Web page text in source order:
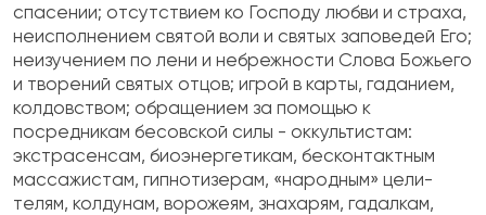
спасении; отсутствием ко Господу любви и страха,
неисполнением святой воли и святых заповедей Его;
неизучением по лени и небрежности Слова Божьего
и творений святых отцов; игрой в карты, гаданием,
колдовством; обращением за помощью к
посредникам бесовской силы - оккультистам:
экстрасенсам, биоэнергетикам, бесконтактным
массажистам, гипнотизерам, «народным» цели­
телям, колдунам, ворожеям, знахарям, гадал­кам,